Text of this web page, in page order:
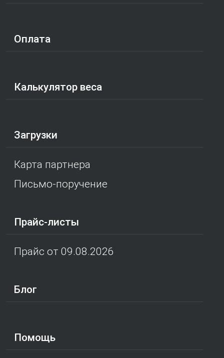
Оплата
Калькулятор веса
Загрузки
Карта партнера
Письмо-поручение
Прайс-листы
Прайс от 09.08.2026
Блог
Помощь